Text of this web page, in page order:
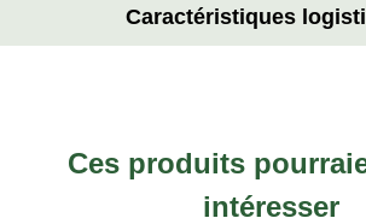
Caractéristiques
Ces produits
intéresser